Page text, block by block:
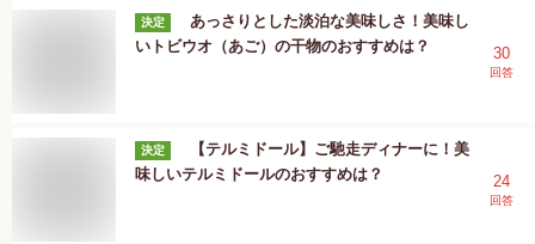
決定
あっさりとした淡泊な美味しさ！美味し
いトビウオ（あご）の干物のおすすめは？
30
回答
決定
【テルミドール】ご馳走ディナーに！美
味しいテルミドールのおすすめは？
24
回答